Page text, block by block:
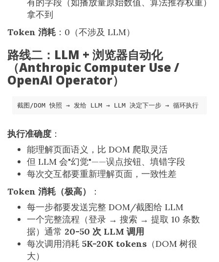
拿不到
Token 消耗 ：0（不涉及 LLM）
路线二：LLM + 浏览器自动化
（Anthropic Computer Use /
OpenAI Operator）
截图/DOM 快照 → 发给 LLM → LLM 决定下一步 → 循环执行
执行准确度 ：
能理解页面语义，比 DOM 爬取灵活
但 LLM 会"幻觉"——误点按钮、填错字段
每次交互都要重新理解页面，一致性差
Token 消耗（极高）
：
每一步都要发送完整 DOM/截图给 LLM
一个完整流程（登录 → 搜索 → 提取 10 条数
据）通常 20-50 次 LLM 调用
每次调用消耗 5K-20K tokens （DOM 树很
大）